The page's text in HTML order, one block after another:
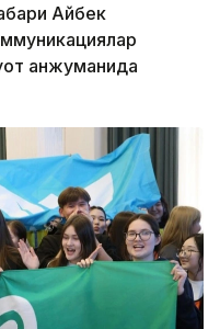
Айбек
анжуманида